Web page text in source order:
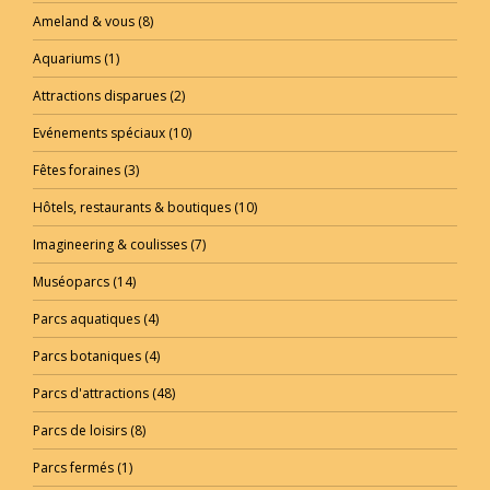
Ameland & vous (8)
Aquariums (1)
Attractions disparues (2)
Evénements spéciaux (10)
Fêtes foraines (3)
Hôtels, restaurants & boutiques (10)
Imagineering & coulisses (7)
Muséoparcs (14)
Parcs aquatiques (4)
Parcs botaniques (4)
Parcs d'attractions (48)
Parcs de loisirs (8)
Parcs fermés (1)